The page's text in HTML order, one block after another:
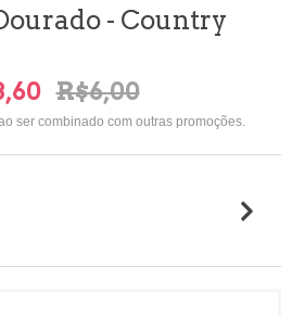
- Country
R$6,00
ser combinado com outras promoções.